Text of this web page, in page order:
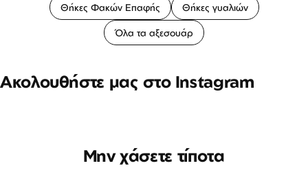
Θήκες Φακών Επαφής Θήκες γυαλιών
Όλα τα αξεσουάρ
Ακολουθήστε μας στο Instagram
Μην χάσετε τίποτα